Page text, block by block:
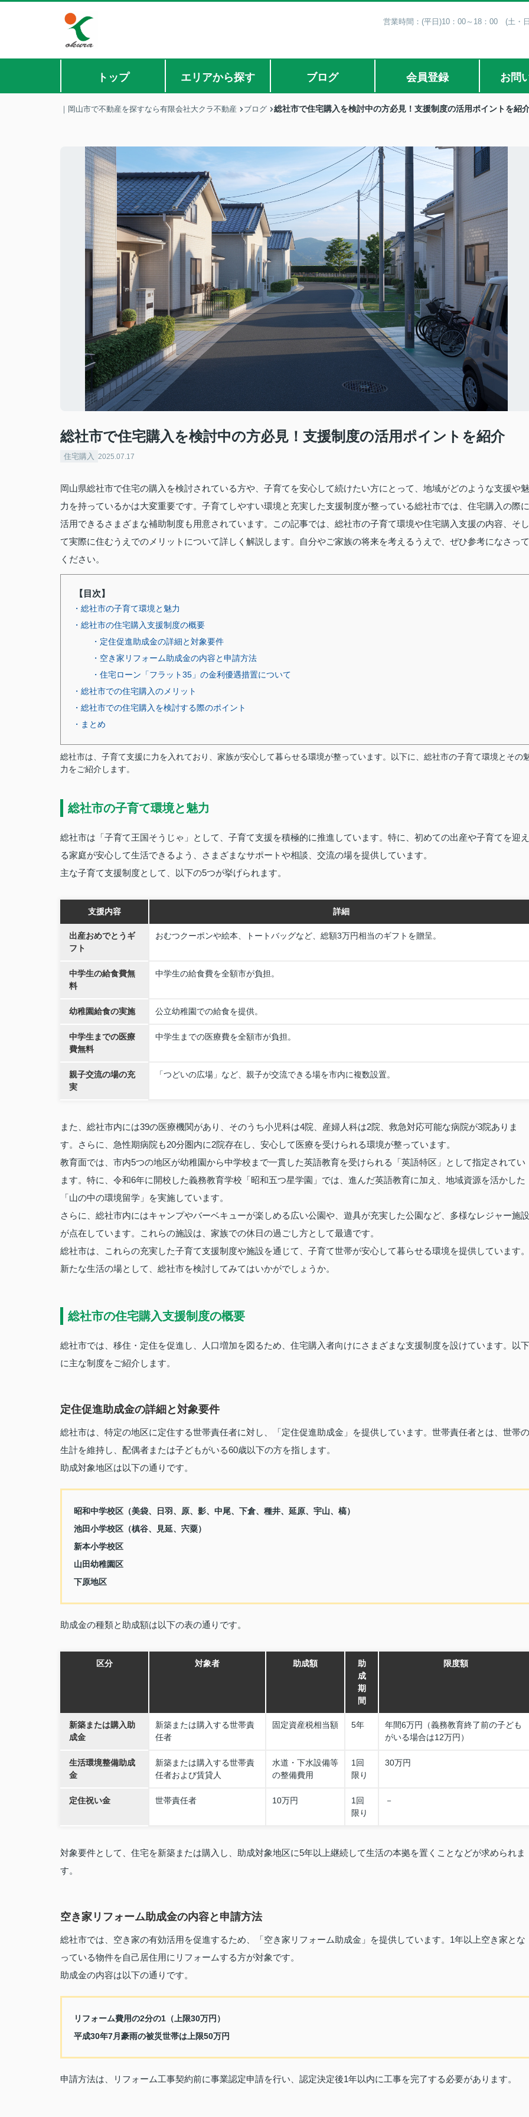
営業時間：(平日)10：00～18：00 (土・
トップ エリアから探す ブログ 会員登録 お問
｜岡山市で不動産を探すなら有限会社大クラ不動産 ブログ 総社市で住宅購入を検討中の方必見！支援制度の活用ポイントを紹
総社市で住宅購入を検討中の方必見！支援制度の活用ポイントを紹介
住宅購入 2025.07.17
岡山県総社市で住宅の購入を検討されている方や、子育てを安心して続けたい方にとって、地域がどのような支援や魅
力を持っているかは大変重要です。子育てしやすい環境と充実した支援制度が整っている総社市では、住宅購入の際に
活用できるさまざまな補助制度も用意されています。この記事では、総社市の子育て環境や住宅購入支援の内容、そし
て実際に住むうえでのメリットについて詳しく解説します。自分やご家族の将来を考えるうえで、ぜひ参考になさって
ください。
【目次】
・総社市の子育て環境と魅力
・総社市の住宅購入支援制度の概要
・定住促進助成金の詳細と対象要件
・空き家リフォーム助成金の内容と申請方法
・住宅ローン「フラット35」の金利優遇措置について
・総社市での住宅購入のメリット
・総社市での住宅購入を検討する際のポイント
・まとめ
総社市は、子育て支援に力を入れており、家族が安心して暮らせる環境が整っています。以下に、総社市の子育て環境とその
力をご紹介します。
総社市の子育て環境と魅力
総社市は「子育て王国そうじゃ」として、子育て支援を積極的に推進しています。特に、初めての出産や子育てを迎え
る家庭が安心して生活できるよう、さまざまなサポートや相談、交流の場を提供しています。
主な子育て支援制度として、以下の5つが挙げられます。
支援内容 詳細
出産おめでとうギ
フト
おむつクーポンや絵本、トートバッグなど、総額3万円相当のギフトを贈呈。
中学生の給食費無
料
中学生の給食費を全額市が負担。
幼稚園給食の実施 公立幼稚園での給食を提供。
中学生までの医療
費無料
中学生までの医療費を全額市が負担。
親子交流の場の充
実
「つどいの広場」など、親子が交流できる場を市内に複数設置。
また、総社市内には39の医療機関があり、そのうち小児科は4院、産婦人科は2院、救急対応可能な病院が3院ありま
す。さらに、急性期病院も20分圏内に2院存在し、安心して医療を受けられる環境が整っています。
教育面では、市内5つの地区が幼稚園から中学校まで一貫した英語教育を受けられる「英語特区」として指定されてい
ます。特に、令和6年に開校した義務教育学校「昭和五つ星学園」では、進んだ英語教育に加え、地域資源を活かした
「山の中の環境留学」を実施しています。
さらに、総社市内にはキャンプやバーベキューが楽しめる広い公園や、遊具が充実した公園など、多様なレジャー施設
が点在しています。これらの施設は、家族での休日の過ごし方として最適です。
総社市は、これらの充実した子育て支援制度や施設を通じて、子育て世帯が安心して暮らせる環境を提供しています。
新たな生活の場として、総社市を検討してみてはいかがでしょうか。
総社市の住宅購入支援制度の概要
総社市では、移住・定住を促進し、人口増加を図るため、住宅購入者向けにさまざまな支援制度を設けています。以下
に主な制度をご紹介します。
定住促進助成金の詳細と対象要件
総社市は、特定の地区に定住する世帯責任者に対し、「定住促進助成金」を提供しています。世帯責任者とは、世帯の
生計を維持し、配偶者または子どもがいる60歳以下の方を指します。
助成対象地区は以下の通りです。
昭和中学校区（美袋、日羽、原、影、中尾、下倉、種井、延原、宇山、槁）
池田小学校区（槙谷、見延、宍粟）
新本小学校区
山田幼稚園区
下原地区
助成金の種類と助成額は以下の表の通りです。
区分 対象者 助成額
助
成
期
間
限度額
新築または購入助
成金
新築または購入する世帯責
任者
固定資産税相当額 5年
年間6万円（義務教育終了前の子ども
がいる場合は12万円）
生活環境整備助成
金
新築または購入する世帯責
任者および賃貸人
水道・下水設備等
の整備費用
1回
限り
30万円
定住祝い金 世帯責任者 10万円
1回
限り
－
対象要件として、住宅を新築または購入し、助成対象地区に5年以上継続して生活の本拠を置くことなどが求められま
す。
空き家リフォーム助成金の内容と申請方法
総社市では、空き家の有効活用を促進するため、「空き家リフォーム助成金」を提供しています。1年以上空き家とな
っている物件を自己居住用にリフォームする方が対象です。
助成金の内容は以下の通りです。
リフォーム費用の2分の1（上限30万円）
平成30年7月豪雨の被災世帯は上限50万円
申請方法は、リフォーム工事契約前に事業認定申請を行い、認定決定後1年以内に工事を完了する必要があります。